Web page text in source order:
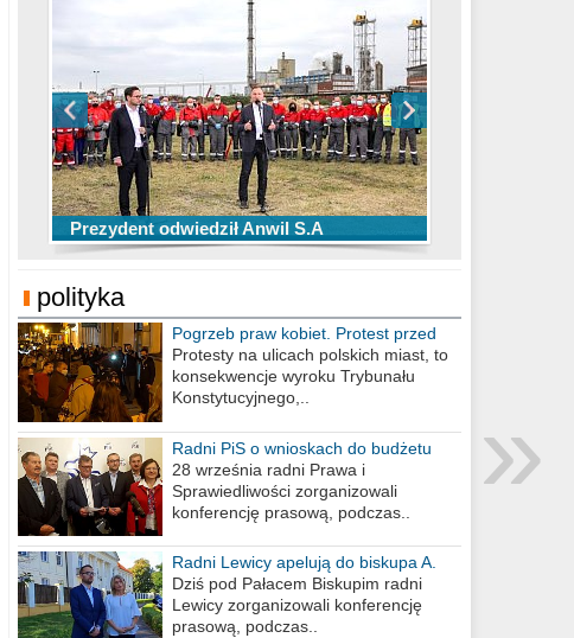
Prezydent odwiedził Anwil S.A
TOP 10 przechwytów Anwilu Włocławek
w EBL w sezonie 2019/2020
TOP 5 rzutów Anwilu Włocławek w BCL
w sezonie 2019/2020
kadencji w dniu 09.06.2020 r.
polityka
Pogrzeb praw kobiet. Protest przed
biurem poselskim PiS
Protesty na ulicach polskich miast, to
konsekwencje wyroku Trybunału
Konstytucyjnego,..
Radni PiS o wnioskach do budżetu
miasta na 2021 rok
28 września radni Prawa i
Sprawiedliwości zorganizowali
konferencję prasową, podczas..
Radni Lewicy apelują do biskupa A.
Wiesława Meringa
Dziś pod Pałacem Biskupim radni
Lewicy zorganizowali konferencję
prasową, podczas..
»